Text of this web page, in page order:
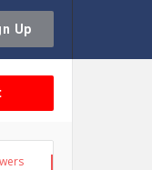
Up